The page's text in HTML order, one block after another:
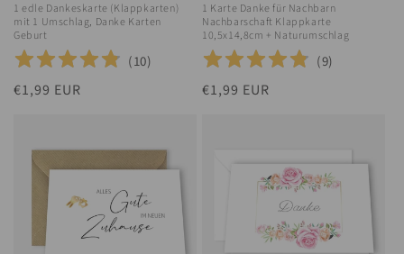
1 edle Dankeskarte (Klappkarten)
mit 1 Umschlag, Danke Karten
Geburt
(10)
Normaler
€1,99 EUR
1 Karte Danke für Nachbarn
Nachbarschaft Klappkarte
10,5x14,8cm + Naturumschlag
(9)
Normaler
€1,99 EUR